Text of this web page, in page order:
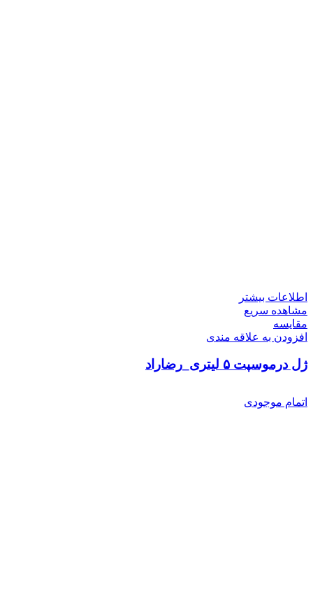
اطلاعات بیشتر
مشاهده سریع
مقایسه
افزودن به علاقه مندی
ژل درموسپت ۵ لیتری_رضاراد
اتمام موجودی